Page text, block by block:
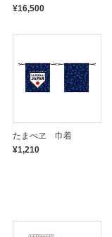
¥16,500
たまべヱ 巾着
¥1,210